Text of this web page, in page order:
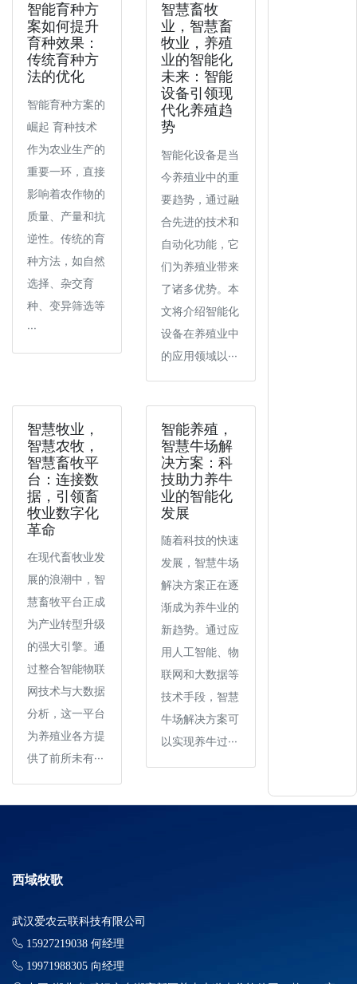
智能育种方
案如何提升
育种效果：
传统育种方
法的优化
智能育种方案的
崛起 育种技术
作为农业生产的
重要一环，直接
影响着农作物的
质量、产量和抗
逆性。传统的育
种方法，如自然
选择、杂交育
种、变异筛选等
···
智慧畜牧
业，智慧畜
牧业，养殖
业的智能化
未来：智能
设备引领现
代化养殖趋
势
智能化设备是当
今养殖业中的重
要趋势，通过融
合先进的技术和
自动化功能，它
们为养殖业带来
了诸多优势。本
文将介绍智能化
设备在养殖业中
的应用领域以···
智慧牧业，
智慧农牧，
智慧畜牧平
台：连接数
据，引领畜
牧业数字化
革命
在现代畜牧业发
展的浪潮中，智
慧畜牧平台正成
为产业转型升级
的强大引擎。通
过整合智能物联
网技术与大数据
分析，这一平台
为养殖业各方提
供了前所未有···
智能养殖，
智慧牛场解
决方案：科
技助力养牛
业的智能化
发展
随着科技的快速
发展，智慧牛场
解决方案正在逐
渐成为养牛业的
新趋势。通过应
用人工智能、物
联网和大数据等
技术手段，智慧
牛场解决方案可
以实现养牛过···
西域牧歌
武汉爱农云联科技有限公司
15927219038 何经理
19971988305 向经理